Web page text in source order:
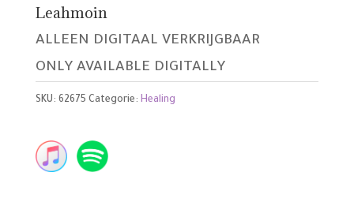
Leahmoin
ALLEEN DIGITAAL VERKRIJGBAAR
ONLY AVAILABLE DIGITALLY
SKU: 62675 Categorie: Healing